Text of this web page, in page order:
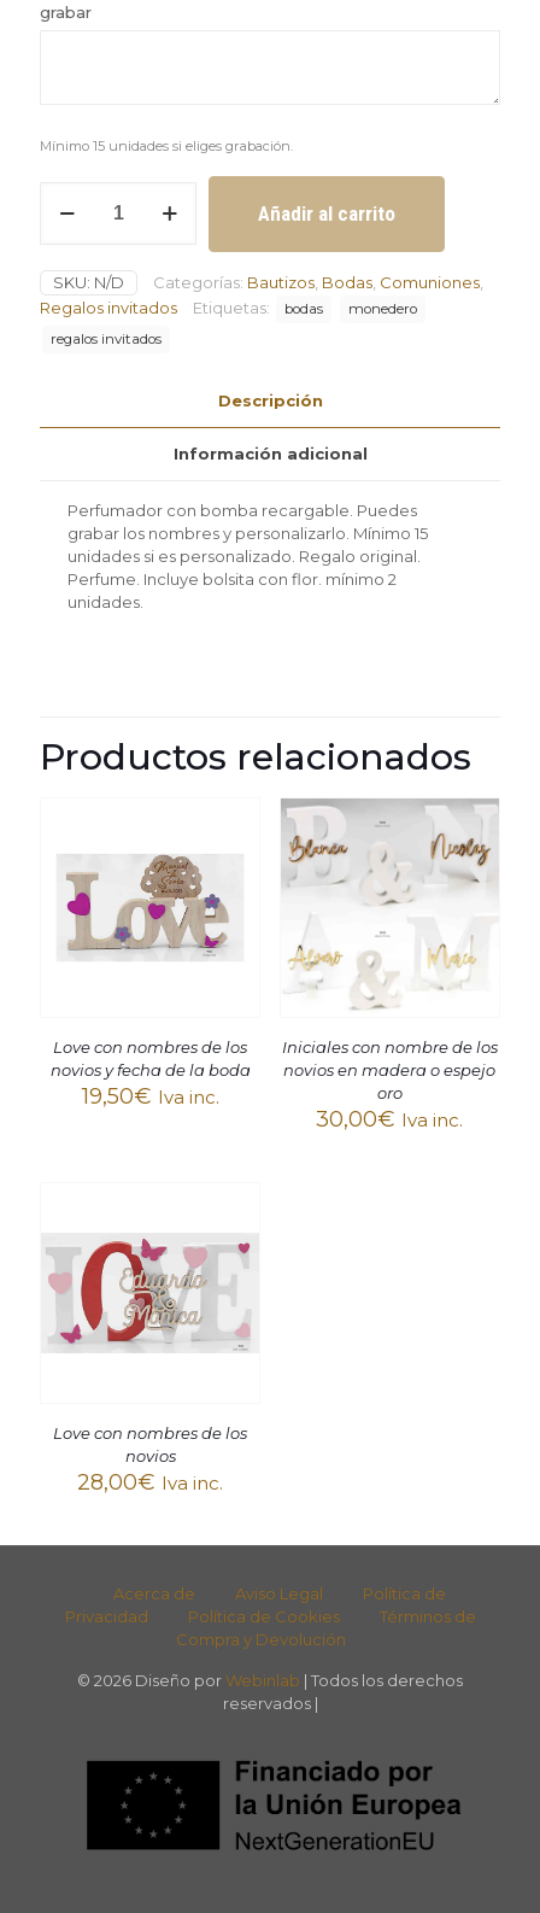
grabar
Mínimo 15 unidades si eliges grabación.
recargable
sin
personalizar
bolsita
Añadir al carrito
SKU: N/D Categorías: Bautizos Bodas Comuniones
Regalos invitados
Etiquetas: bodas
monedero
regalos invitados
Descripción
Información adicional
Perfumador con bomba recargable. Puedes
grabar los nombres y personalizarlo. Mínimo 15
unidades si es personalizado. Regalo original.
Perfume. Incluye bolsita con flor. mínimo 2
unidades.
Productos relacionados
Love con nombres de los
novios y fecha de la boda
19,50€ Iva inc.
Iniciales con nombre de los
novios en madera o espejo
oro
30,00€ Iva inc.
Love con nombres de los
novios
28,00€ Iva inc.
Acerca de Aviso Legal
Política de
Privacidad
Política de Cookies
Términos de
Compra y Devolución
© 2026 Diseño por Webinlab | Todos los derechos
reservados |